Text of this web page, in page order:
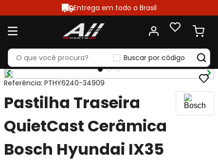
Entrega em todo o Brasil
Buscar por código
Referência: PTHY6240-34909
Pastilha Traseira
QuietCast Cerâmica
Bosch Hyundai IX35